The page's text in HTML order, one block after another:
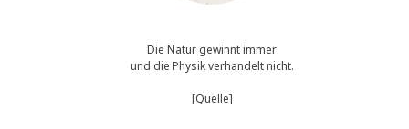
Die Natur gewinnt immer
und die Physik verhandelt nicht.
[Quelle]